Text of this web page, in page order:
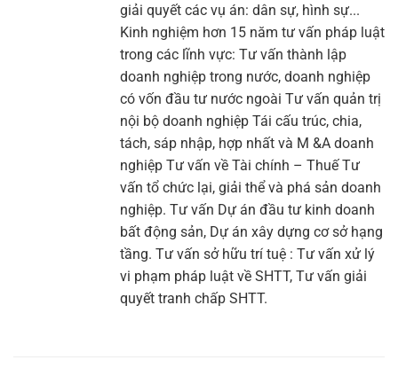
giải quyết các vụ án: dân sự, hình sự...
Kinh nghiệm hơn 15 năm tư vấn pháp luật
trong các lĩnh vực: Tư vấn thành lập
doanh nghiệp trong nước, doanh nghiệp
có vốn đầu tư nước ngoài Tư vấn quản trị
nội bộ doanh nghiệp Tái cấu trúc, chia,
tách, sáp nhập, hợp nhất và M &A doanh
nghiệp Tư vấn về Tài chính – Thuế Tư
vấn tổ chức lại, giải thể và phá sản doanh
nghiệp. Tư vấn Dự án đầu tư kinh doanh
bất động sản, Dự án xây dựng cơ sở hạng
tầng. Tư vấn sở hữu trí tuệ : Tư vấn xử lý
vi phạm pháp luật về SHTT, Tư vấn giải
quyết tranh chấp SHTT.